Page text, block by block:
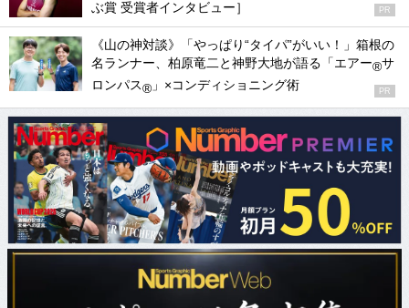
ぶ賞 受賞者インタビュー］
PR
《山の神対談》「やっぱり“タイパ”がいい！」箱根の
名ランナー、柏原竜二と神野大地が語る「エアー®サ
ロンパス® 」×コンディショニング術 PR